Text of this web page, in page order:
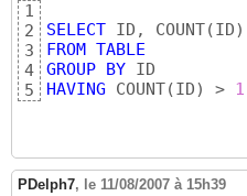
1
2
3
4
5
SELECT ID, COUNT(ID)
FROM
TABLE
GROUP
BY
HAVING COUNT(ID) > 1
PDelph7, le 11/08/2007 à 15h39